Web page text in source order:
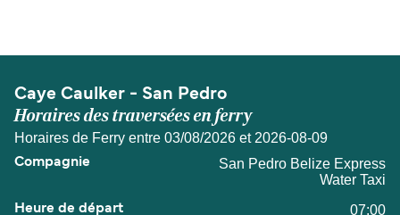
Caye Caulker - San Pedro
Horaires des traversées en ferry
Horaires de Ferry entre 03/08/2026 et 2026-08-09
San Pedro Belize Express
Water Taxi
07:00